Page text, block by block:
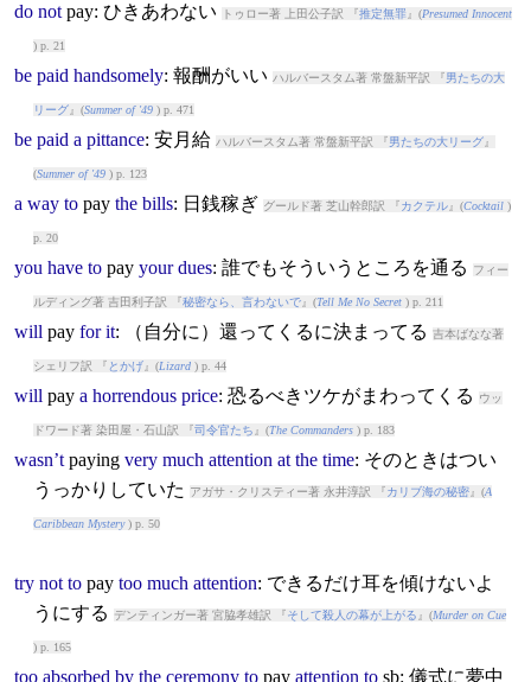
do not pay: ひきあわない トゥロー著 上田公子訳 『推定無罪』(Presumed Innocent
) p. 21
be paid handsomely: 報酬がいい ハルバースタム著 常盤新平訳 『 男たちの大
リーグ』(Summer of '49) p. 471
be paid a pittance: 安月給 ハルバースタム著 常盤新平訳 『 男たちの大リーグ』
(Summer of '49) p. 123
a way to pay the bills: 日銭稼ぎ グールド著 芝山幹郎訳 『 カクテル』(Cocktail)
p. 20
you have to pay your dues: 誰でもそういうところを通る フィー
ルディング著 吉田利子訳 『秘密なら、言わないで』(Tell Me No Secret) p. 211
will pay for it: （自分に）還ってくるに決まってる 吉本ばなな著
シェリフ訳 『 とかげ 』(Lizard) p. 44
will pay a horrendous price: 恐るべきツケがまわってくる ウッ
ドワード著 染田屋・石山訳 『司令官たち 』(The Commanders) p. 183
wasn’t paying very much attention at the time: そのときはつい
うっかりしていた
アガサ・クリスティー著 永井淳訳 『 カリブ海の秘密』(A
Caribbean Mystery) p. 50
try not to pay too much attention: できるだけ耳を傾けないよ
うにする
デンティンガー著 宮脇孝雄訳 『 そして殺人の幕が上がる 』(Murder on Cue
) p. 165
too absorbed by the ceremony to pay attention tosb: 儀式に夢中